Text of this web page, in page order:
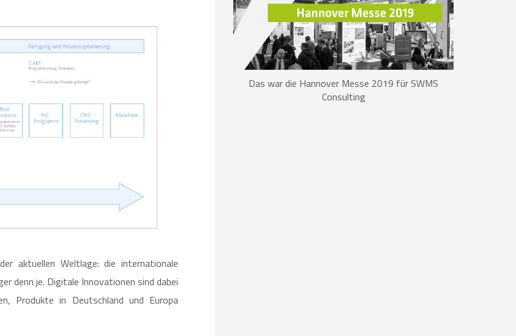
aktuellen Weltlage: die internationale
denn je. Digitale Innovationen sind dabei
Produkte in Deutschland und Europa
Das war die Hannover Messe 2019 für SWMS
Consulting